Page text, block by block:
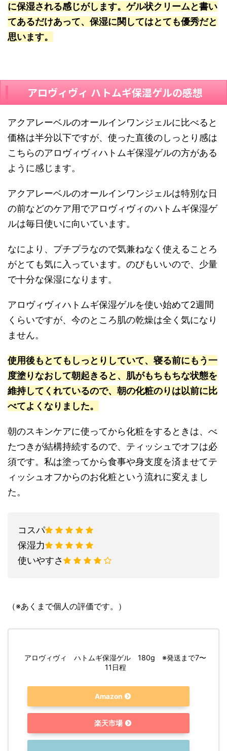
に保湿される感じがします。ゲル状クリームと書い
てあるだけあって、保湿に関してはとても優秀だと
思います。
アロヴィヴィ ハトムギ保湿ゲルの感想
アクアレーベルのオールインワンジェルに比べると
価格は半分以下ですが、使った直後のしっとり感は
こちらのアロヴィヴィハトムギ保湿ゲルの方がある
ように感じます。
アクアレーベルのオールインワンジェルは特別な日
の前などのケア用でアロヴィヴィのハトムギ保湿ゲ
ルは毎日使いに向いています。
なにより、プチプラなので気兼ねなく使えることろ
がとても気に入っています。のびもいいので、少量
で十分な保湿になります。
アロヴィヴィハトムギ保湿ゲルを使い始めて2週間
くらいですが、今のところ肌の乾燥は全く気になり
ません。
使用後もとてもしっとりしていて、寝る前にもう一
度塗りなおして朝起きると、肌がもちもちな状態を
維持してくれているので、朝の化粧のりは以前に比
べてよくなりました。
朝のスキンケアに使ってから化粧をするときは、べ
たつきが結構持続するので、ティッシュでオフは必
須です。私は塗ってから食事や身支度を済ませてテ
ィッシュオフからのお化粧という流れに変えまし
た。
コスパ
保湿力
使いやすさ
（※あくまで個人の評価です。）
アロヴィヴィ ハトムギ保湿ゲル 180g ※発送まで7〜
11日程
Amazon
楽天市場